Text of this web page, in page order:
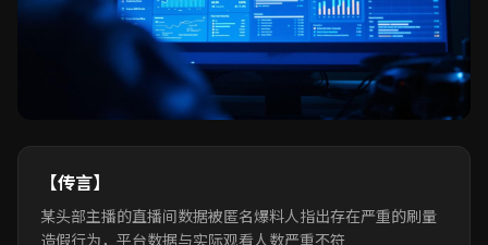
【传言】
某头部主播的直播间数据被匿名爆料人指出存在严重的刷量
造假行为，平台数据与实际观看人数严重不符